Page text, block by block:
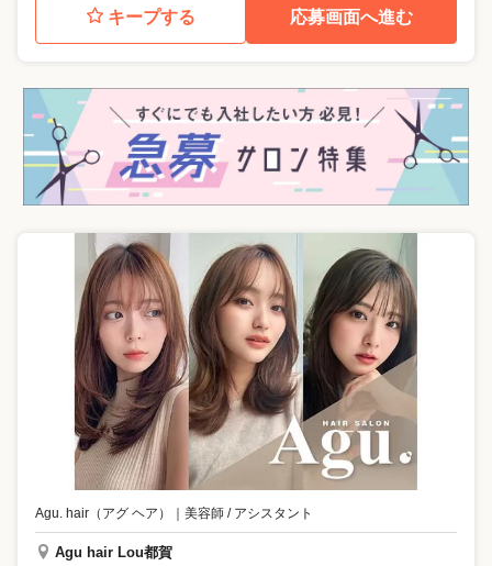
キープする 応募画面へ進む
Agu. hair（アグ ヘア） ｜ 美容師 / アシスタント
Agu hair Lou都賀